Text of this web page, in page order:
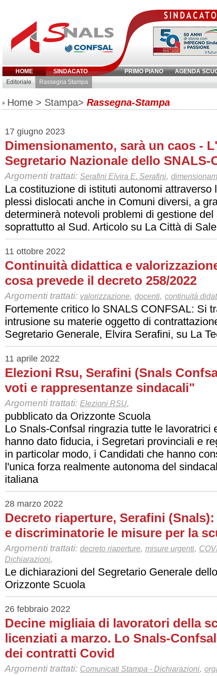
HOME SINDACATO PRIMO PIANO
AGENDA
Editoriale
Rassegna Stampa
Inserisci parola chiave:
Home > Stampa> Rassegna-Stampa
17 giugno 2023
Dimensionamento, sarà un caos -
Segretario Nazionale dello SNALS-
Argomenti trattati: Serafini Elvira E. Serafini,
La costituzione di istituti autonomi attraverso
plessi dislocati anche in Comuni diversi, a
determinerà notevoli problemi di gestione
soprattutto al Sud. Articolo su La Città di
11 ottobre 2022
Continuità didattica e
cosa prevede il decreto 258/2022
Argomenti trattati: valorizzazione, docenti, continuità
Fortemente critico lo SNALS CONFSAL: Si
intrusione su materie oggetto di
Segretario Generale, Elvira Serafini, su La
11 aprile 2022
Elezioni Rsu, Serafini (Snals
voti e rappresentanze sindacali"
Argomenti trattati: Elezioni RSU,
pubblicato da Orizzonte Scuola
Lo Snals-Confsal ringrazia tutte le lavoratrici
hanno dato fiducia, i Segretari provinciali e
in particolar modo, i Candidati che hanno
l'unica forza realmente autonoma del
italiana
28 marzo 2022
Decreto riaperture, Serafini
e discriminatorie le misure per la
Argomenti trattati: decreto riaperture, misure urgenti,
Dichiarazioni,
Le dichiarazioni del Segretario Generale
Orizzonte Scuola
26 febbraio 2022
Decine migliaia di lavoratori della
licenziati a marzo. Lo Snals-
dei contratti Covid
Argomenti trattati: Comunicati Stampa - Dichiarazioni,